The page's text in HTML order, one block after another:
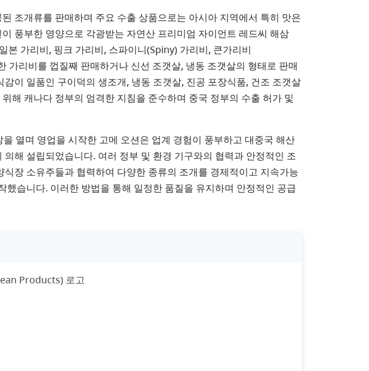
조개류를 판매하며 주요 수출 상품으로는 아시아 지역에서 특히 맛은
풍부한 영양으로 각광받는 자연산 프리미엄 자이언트 레드씨 해삼
가리비, 핑크 가리비, 스파이니(Spiny) 가리비, 큰가리비
가리비를 껍질째 판매하거나 신선 조갯살, 냉동 조갯살의 형태로 판매
이 일품인 구이덕의 생조개, 냉동 조갯살, 진공 포장식품, 건조 조갯살
해 캐나다 정부의 엄격한 지침을 준수하며 중국 정부의 수출 허가 및
열며 영업을 시작한 고메 오션은 업계 경험이 풍부하고 대중국 해산
해 설립되었습니다. 여러 정부 및 환경 기구와의 협력과 안정적인 조
장 소유주들과 협력하여 다양한 종류의 조개를 경제적이고 지속가능
했습니다. 이러한 방법을 통해 일정한 품질을 유지하며 안정적인 공급